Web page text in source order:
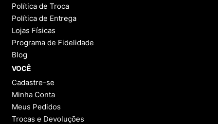
Política de Troca
Política de Entrega
Lojas Físicas
Programa de Fidelidade
Blog
VOCÊ
Cadastre-se
Minha Conta
Meus Pedidos
Trocas e Devoluções